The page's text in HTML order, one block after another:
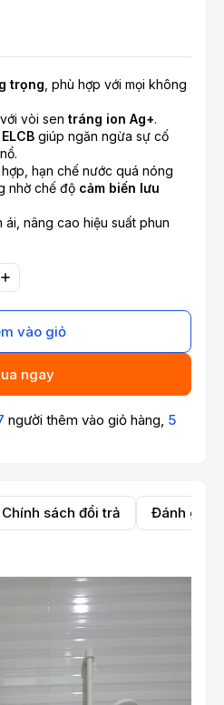
trọng, phù hợp với mọi không
vòi sen tráng ion Ag+.
ELCB giúp ngăn ngừa sự cố
hạn chế nước quá nóng
nhờ chế độ cảm biến lưu
ái, nâng cao hiệu suất phun
vào giỏ
ngay
người thêm vào giỏ hàng, 5
Chính sách đổi trả Đánh giá